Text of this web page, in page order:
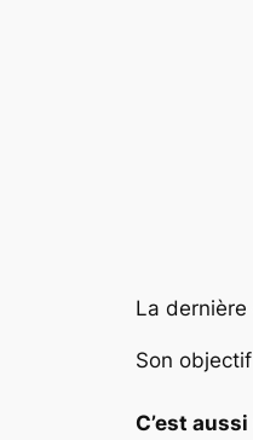
La dernière
Son
C’est